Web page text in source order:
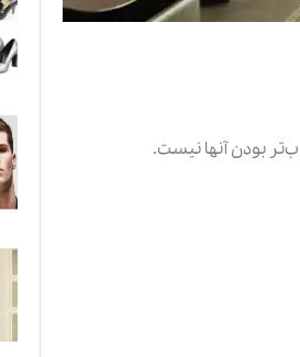
بودن آنها نیست.